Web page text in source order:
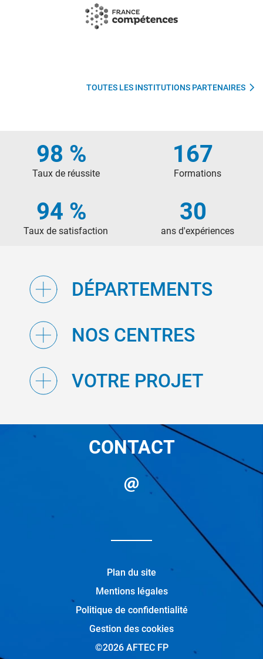
TOUTES LES INSTITUTIONS PARTENAIRES
98 %
Taux de réussite
167
Formations
94 %
Taux de satisfaction
30
ans d'expériences
DÉPARTEMENTS
NOS CENTRES
VOTRE PROJET
CONTACT
Plan du site
Mentions légales
Politique de confidentialité
Gestion des cookies
©2026 AFTEC FP